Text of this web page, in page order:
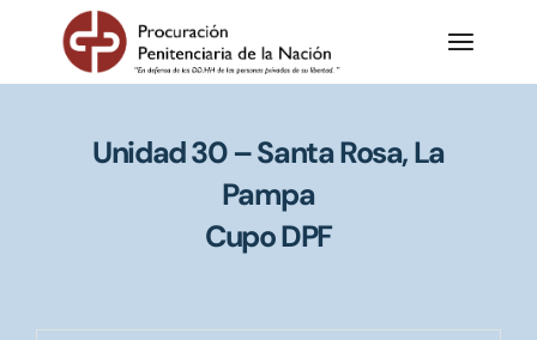
Unidad 30 – Santa Rosa, La
Pampa
Cupo DPF